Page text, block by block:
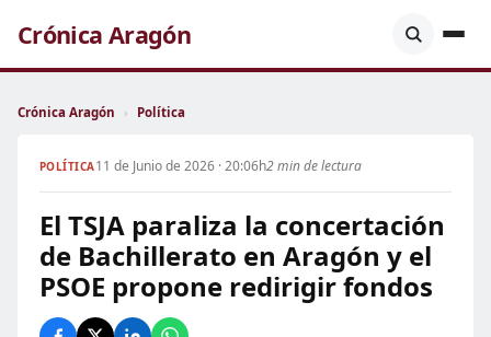
Crónica Aragón
Crónica Aragón › Política
POLÍTICA11 de Junio de 2026 · 20:06h2 min de lectura
El TSJA paraliza la concertación
de Bachillerato en Aragón y el
PSOE propone redirigir fondos